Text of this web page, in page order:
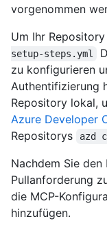
vorgenommen
Um Ihr
setup-steps.yml
zu konfigurieren
Authentifizierung
Repository lokal,
Azure Developer
Repositorys
azd
Nachdem Sie
Pullanforderung
die MCP-
hinzufügen.